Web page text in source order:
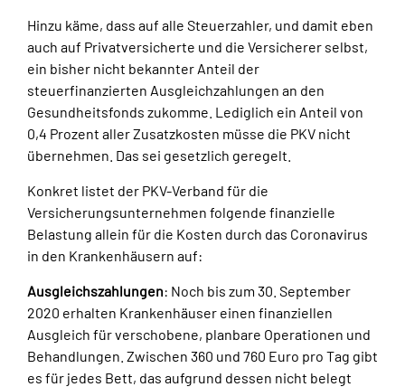
Hinzu käme, dass auf alle Steuerzahler, und damit eben
auch auf Privatversicherte und die Versicherer selbst,
ein bisher nicht bekannter Anteil der
steuerfinanzierten Ausgleichzahlungen an den
Gesundheitsfonds zukomme. Lediglich ein Anteil von
0,4 Prozent aller Zusatzkosten müsse die PKV nicht
übernehmen. Das sei gesetzlich geregelt.
Konkret listet der PKV-Verband für die
Versicherungsunternehmen folgende finanzielle
Belastung allein für die Kosten durch das Coronavirus
in den Krankenhäusern auf:
Ausgleichszahlungen: Noch bis zum 30. September
2020 erhalten Krankenhäuser einen finanziellen
Ausgleich für verschobene, planbare Operationen und
Behandlungen. Zwischen 360 und 760 Euro pro Tag gibt
es für jedes Bett, das aufgrund dessen nicht belegt